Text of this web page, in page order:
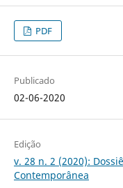
PDF
Publicado
02-06-2020
Edição
v. 28 n. 2 (2020):
Contemporânea